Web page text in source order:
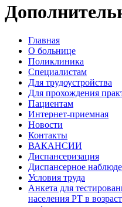
Главная
О больнице
Поликлиника
Специалистам
Для трудоустройства
Для прохождения
Пациентам
Интернет-приемная
Новости
Контакты
ВАКАНСИИ
Диспансеризация
Диспансерное
Условия труда
Анкета для
населения РТ в